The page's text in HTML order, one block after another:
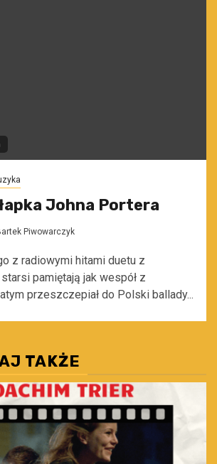
Johna Portera
Piwowarczyk
z radiowymi hitami duetu z
pamiętają jak wespół z
przeszczepiał do Polski ballady...
TAKŻE